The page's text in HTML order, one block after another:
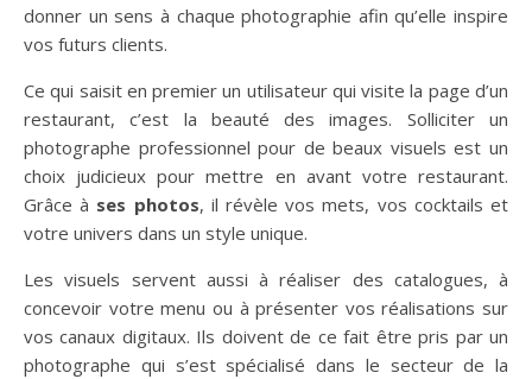
donner un sens à chaque photographie afin qu’elle inspire
vos futurs clients.
Ce qui saisit en premier un utilisateur qui visite la page d’un
restaurant, c’est la beauté des images. Solliciter un
photographe professionnel pour de beaux visuels est un
choix judicieux pour mettre en avant votre restaurant.
Grâce à ses photos, il révèle vos mets, vos cocktails et
votre univers dans un style unique.
Les visuels servent aussi à réaliser des catalogues, à
concevoir votre menu ou à présenter vos réalisations sur
vos canaux digitaux. Ils doivent de ce fait être pris par un
photographe qui s’est spécialisé dans le secteur de la